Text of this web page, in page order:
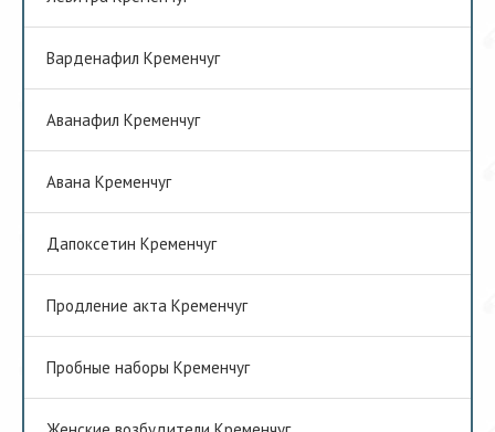
Варденафил Кременчуг
Аванафил Кременчуг
Авана Кременчуг
Дапоксетин Кременчуг
Продление акта Кременчуг
Пробные наборы Кременчуг